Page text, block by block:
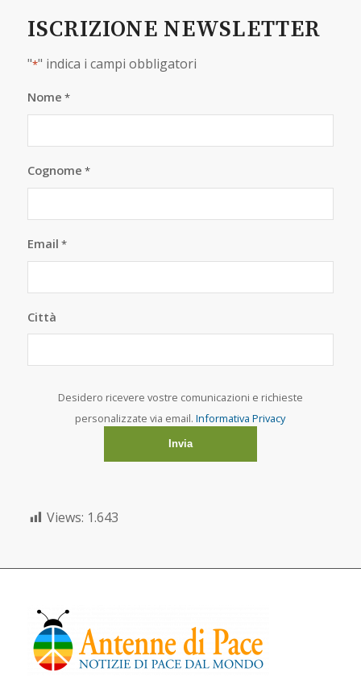
ISCRIZIONE NEWSLETTER
"*" indica i campi obbligatori
Nome *
Cognome *
Email *
Città
Desidero ricevere vostre comunicazioni e richieste
personalizzate via email.Informativa Privacy
Views: 1.643